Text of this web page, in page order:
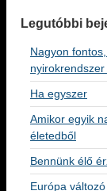
Legutóbbi
Nagyon
Ha egyszer
Amikor egyik
életedből
Bennünk élő
Európa